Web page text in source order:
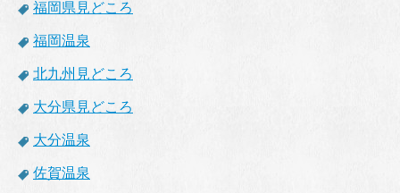
福岡県見どころ
福岡温泉
北九州見どころ
大分県見どころ
大分温泉
佐賀温泉